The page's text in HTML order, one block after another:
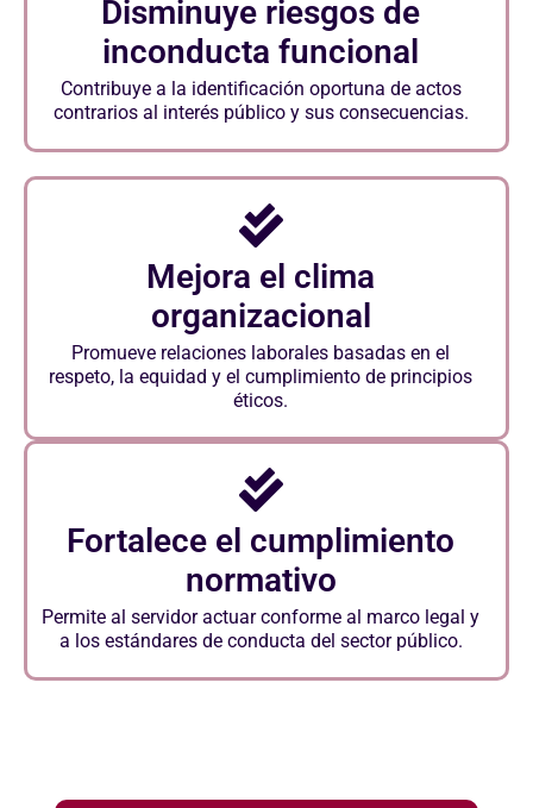
Disminuye riesgos de
inconducta funcional
Contribuye a la identificación oportuna de actos
contrarios al interés público y sus consecuencias.
Mejora el clima
organizacional
Promueve relaciones laborales basadas en el
respeto, la equidad y el cumplimiento de principios
éticos.
Fortalece el cumplimiento
normativo
Permite al servidor actuar conforme al marco legal y
a los estándares de conducta del sector público.